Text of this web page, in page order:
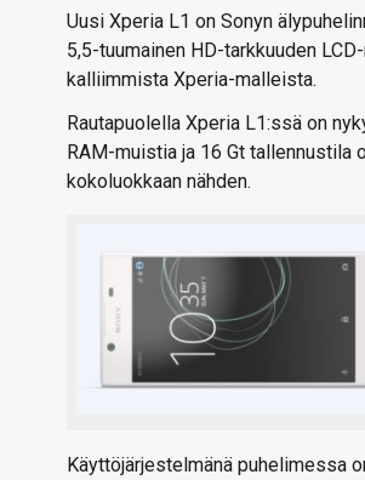
Uusi Xperia L1 on Sonyn
5,5-tuumainen HD-tarkkuuden
kalliimmista Xperia-malleista.
Rautapuolella Xperia L1:ssä on
RAM-muistia ja 16 Gt tallennustila
kokoluokkaan nähden.
Käyttöjärjestelmänä puhelimessa